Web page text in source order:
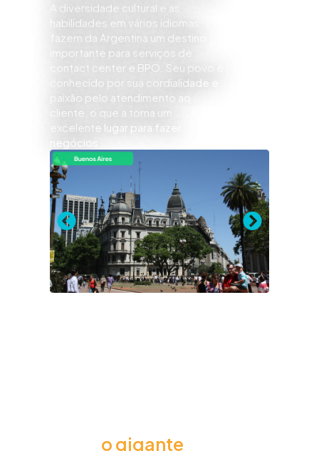
A diversidade cultural e as
habilidades em vários idiomas
fazem da Argentina um destino
importante para serviços de
contact center e BPO. Seu povo é
conhecido por sua cordialidade e
paixão pelo atendimento ao
cliente, o que a torna um
excelente lugar para fazer
negócios.
o gigante